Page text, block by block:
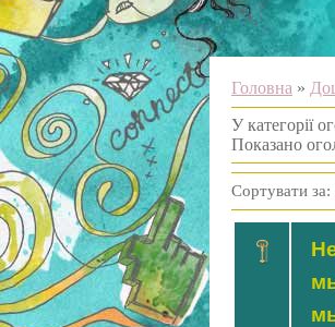
Головна »
У категорії
Показано
Сортувати за: